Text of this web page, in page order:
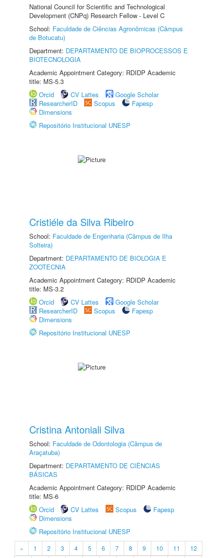
National Council for Scientific and Technological
Development (CNPq) Research Fellow - Level C
School: Faculdade de Ciências Agronômicas (Câmpus
de Botucatu)
Department: DEPARTAMENTO DE BIOPROCESSOS E
BIOTECNOLOGIA
Academic Appointment Category: RDIDP Academic
title: MS-5.3
Orcid
CV Lattes
Google Scholar
ResearcherID
Scopus
Fapesp
Dimensions
Repositório Institucional UNESP
Cristiéle da Silva Ribeiro
School: Faculdade de Engenharia (Câmpus de Ilha
Solteira)
Department: DEPARTAMENTO DE BIOLOGIA E
ZOOTECNIA
Academic Appointment Category: RDIDP Academic
title: MS-3.2
Orcid
CV Lattes
Google Scholar
ResearcherID
Scopus
Fapesp
Dimensions
Repositório Institucional UNESP
Cristina Antoniali Silva
School: Faculdade de Odontologia (Câmpus de
Araçatuba)
Department: DEPARTAMENTO DE CIÊNCIAS
BÁSICAS
Academic Appointment Category: RDIDP Academic
title: MS-6
Orcid
CV Lattes Scopus
Fapesp
Dimensions
Repositório Institucional UNESP
« 1 2 3 4 5 6 7 8 9 10 11
12